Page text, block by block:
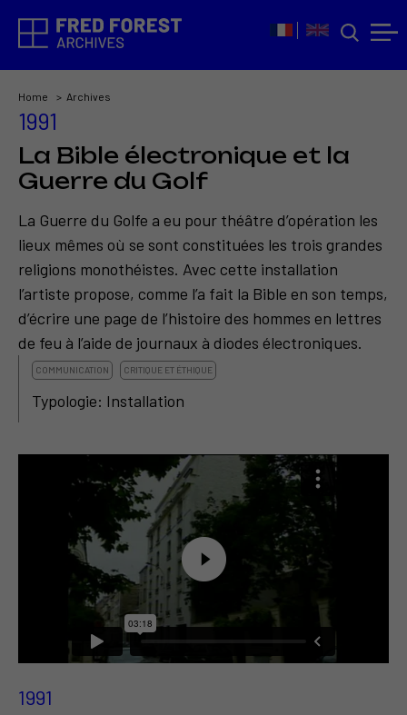
Home Archives
1991
La Bible électronique et la
Guerre du Golf
La Guerre du Golfe a eu pour théâtre d’opération les
lieux mêmes où se sont constituées les trois grandes
religions monothéistes. Avec cette installation
l’artiste propose, comme l’a fait la Bible en son temps,
d’écrire une page de l’histoire des hommes en lettres
de feu à l’aide de journaux à diodes électroniques.
COMMUNICATION CRITIQUE ET ÉTHIQUE
Typologie: Installation
1991